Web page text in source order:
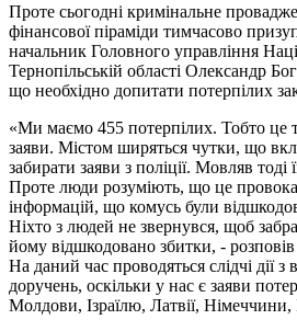
Проте сьогодні кримінальне
фінансової піраміди тимчасово
начальник Головного управління
Тернопільській області Олександр
що необхідно допитати потерпілих
«Ми маємо 455 потерпілих. Тобто це
заяви. Містом ширяться чутки, що
забирати заяви з поліції. Мовляв тоді
Проте люди розуміють, що це
інформацій, що комусь були
Ніхто з людей не звернувся, щоб
йому відшкодовано збитки, -
На даний час проводяться слідчі дії
доручень, оскільки у нас є заяви
Молдови, Ізраїлю, Латвії, Німеччини,